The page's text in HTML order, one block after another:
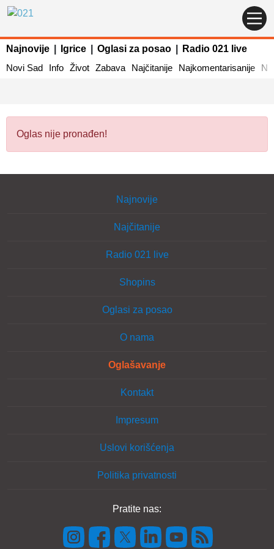
Najnovije Igrice Oglasi za posao
Radio 021 live
Novi Sad
Info Život Zabava Najčitanije Najkomentarisanije
Oglas nije pronađen!
Najnovije
Najčitanije
Radio 021 live
Shopins
Oglasi za posao
O nama
Oglašavanje
Kontakt
Impresum
Uslovi korišćenja
Politika privatnosti
Pratite nas: